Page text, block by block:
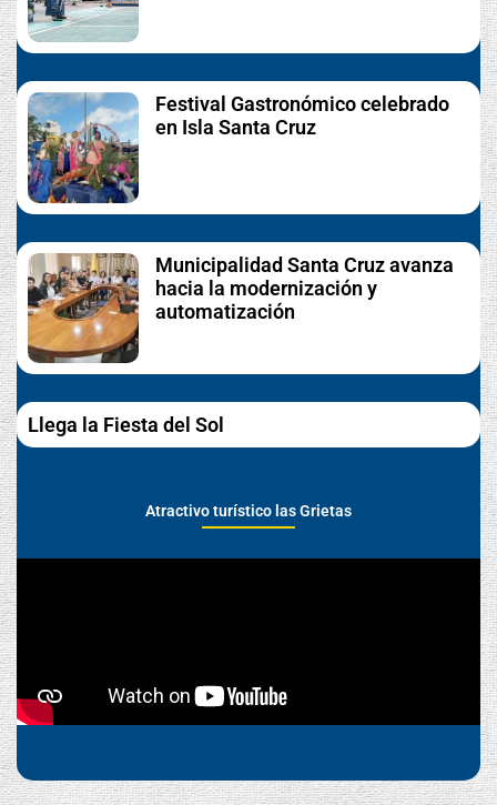
Festival Gastronómico celebrado
en Isla Santa Cruz
Municipalidad Santa Cruz avanza
hacia la modernización y
automatización
Llega la Fiesta del Sol
Atractivo turístico las Grietas